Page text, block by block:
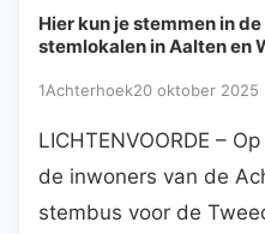
Hier kun je stemmen in
stemlokalen in Aalten en
1Achterhoek20 oktober 2025
LICHTENVOORDE –
de inwoners van de
stembus voor de